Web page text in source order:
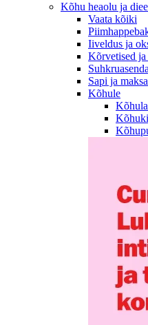
Kõhu heaolu ja
Vaata kõiki
Iiveldus ja
Kõrvetised ja
Sapi ja
Kõhule